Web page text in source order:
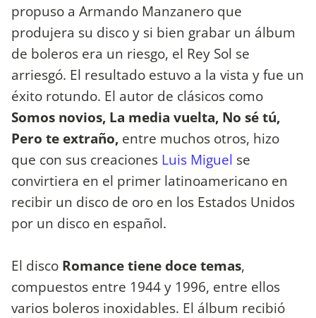
propuso a Armando Manzanero que
produjera su disco y si bien grabar un álbum
de boleros era un riesgo, el Rey Sol se
arriesgó. El resultado estuvo a la vista y fue un
éxito rotundo. El autor de clásicos como
Somos novios, La media vuelta, No sé tú,
Pero te extraño, entre muchos otros, hizo
que con sus creaciones Luis Miguel se
convirtiera en el primer latinoamericano en
recibir un disco de oro en los Estados Unidos
por un disco en español.
El disco Romance tiene doce temas,
compuestos entre 1944 y 1996, entre ellos
varios boleros inoxidables. El álbum recibió